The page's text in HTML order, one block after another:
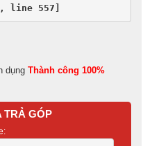
line 557 ]
dụngThành công 100%
TRẢ GÓP